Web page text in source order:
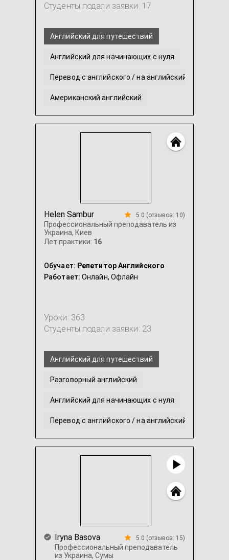
Студенты подали заявки: 17
Английский для путешествий
Английский для начинающих с нуля
Перевод с английского / на английский
Американский английский
Английский для программистов (IT)
Helen Sambur
Профессиональный преподаватель из
Украина, Киев
Лет практики: 16
5.0 (отзывов: 10)
Обучает: Репетитор Английского
Работает: Онлайн, Офлайн
Уроки: 363
Студенты подали заявки: 23
Английский для путешествий
Разговорный английский
Английский для начинающих с нуля
Перевод с английского / на английский
Интенсивный английский
...
Iryna Basova
Профессиональный преподаватель
из Украина, Сумы
5.0 (отзывов: 15)